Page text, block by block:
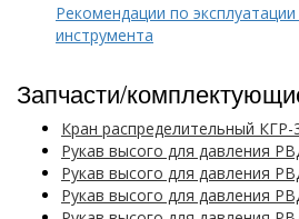
Рекомендации по
инструмента
Запчасти/
Кран распределительный
Рукав высого для давления
Рукав высого для давления
Рукав высого для давления